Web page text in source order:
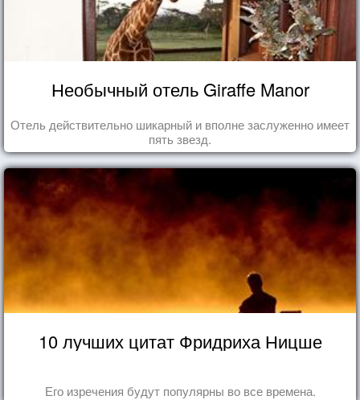
Необычный отель Giraffe Manor
Отель действительно шикарный и вполне заслуженно имеет
пять звезд.
10 лучших цитат Фридриха Ницше
Его изречения будут популярны во все времена.